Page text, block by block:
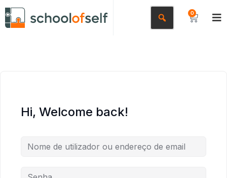
0
Hi, Welcome back!